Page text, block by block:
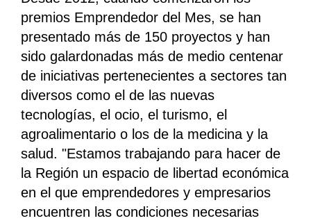
premios Emprendedor del Mes, se han
presentado más de 150 proyectos y han
sido galardonadas más de medio centenar
de iniciativas pertenecientes a sectores tan
diversos como el de las nuevas
tecnologías, el ocio, el turismo, el
agroalimentario o los de la medicina y la
salud. "Estamos trabajando para hacer de
la Región un espacio de libertad económica
en el que emprendedores y empresarios
encuentren las condiciones necesarias